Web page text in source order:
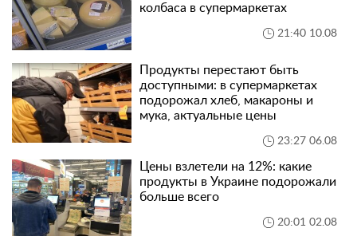
колбаса в супермаркетах
21:40 10.08
Продукты перестают быть
доступными: в супермаркетах
подорожал хлеб, макароны и
мука, актуальные цены
23:27 06.08
Цены взлетели на 12%: какие
продукты в Украине подорожали
больше всего
20:01 02.08